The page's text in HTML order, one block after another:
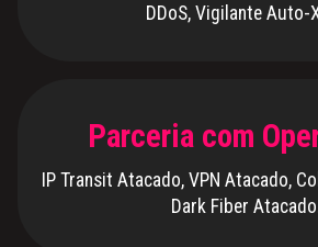
DDoS, Vigilante Auto-
Parceria com
IP Transit Atacado, VPN Atacado,
Dark Fiber